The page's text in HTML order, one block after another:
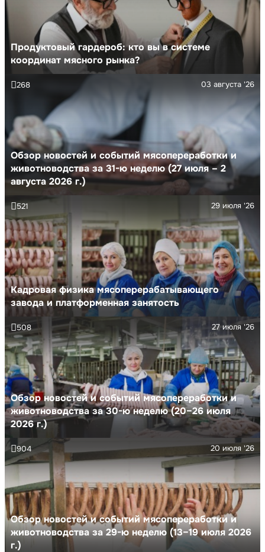
Продуктовый гардероб: кто вы в системе
координат мясного рынка?
Обзор новостей и событий мясопереработки и
животноводства за 31-ю неделю (27 июля – 2
августа 2026 г.)
03 августа '26
268
Кадровая физика мясоперерабатывающего
завода и платформенная занятость
29 июля '26
521
Обзор новостей и событий мясопереработки и
животноводства за 30-ю неделю (20–26 июля
2026 г.)
27 июля '26
508
Обзор новостей и событий мясопереработки и
животноводства за 29-ю неделю (13–19 июля 2026
г.)
20 июля '26
904